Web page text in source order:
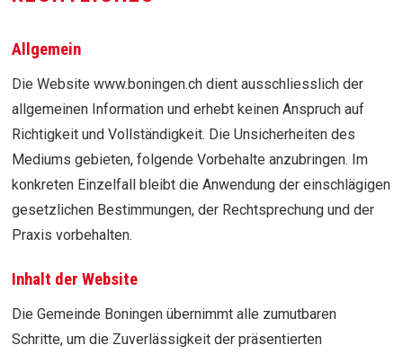
Allgemein
Die Website www.boningen.ch dient ausschliesslich der
allgemeinen Information und erhebt keinen Anspruch auf
Richtigkeit und Vollständigkeit. Die Unsicherheiten des
Mediums gebieten, folgende Vorbehalte anzubringen. Im
konkreten Einzelfall bleibt die Anwendung der einschlägigen
gesetzlichen Bestimmungen, der Rechtsprechung und der
Praxis vorbehalten.
Inhalt der Website
Die Gemeinde Boningen übernimmt alle zumutbaren
Schritte, um die Zuverlässigkeit der präsentierten